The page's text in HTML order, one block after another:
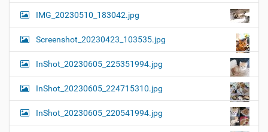
IMG_20230510_183042.jpg
Screenshot_20230423_103535.jpg
InShot_20230605_225351994.jpg
InShot_20230605_224715310.jpg
InShot_20230605_220541994.jpg